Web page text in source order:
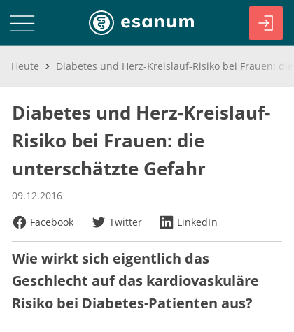
Heute
Diabetes und Herz-Kreislauf-
Risiko bei Frauen: die
unterschätzte Gefahr
09.12.2016
Facebook
Twitter LinkedIn
Wie wirkt sich eigentlich das
Geschlecht auf das kardiovaskuläre
Risiko bei Diabetes-Patienten aus?